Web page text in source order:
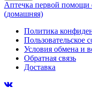
Аптечка первой
(домашняя)
Политика
Пользовательское
Условия обмена и
Обратная связь
Доставка